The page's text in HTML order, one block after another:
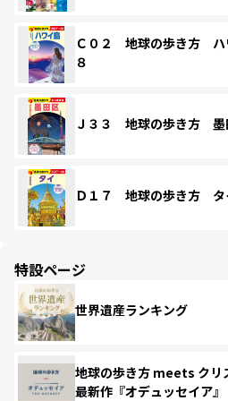
Ｃ０２ 地球の歩き方 ハ
８
Ｊ３３ 地球の歩き方 墨
Ｄ１７ 地球の歩き方 タ
特設ページ
世界遺産ランキング
地球の歩き方 meets クリ
最新作『オデュッセイア』